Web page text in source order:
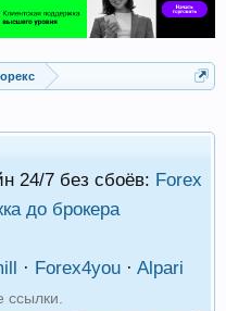
24/7 без сбоёв: Forex
до брокера
· Forex4you · Alpari